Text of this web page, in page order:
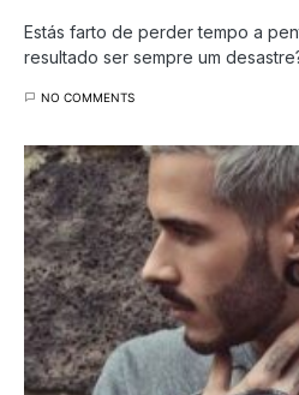
Estás farto de perder tempo a
resultado ser sempre um
NO COMMENTS